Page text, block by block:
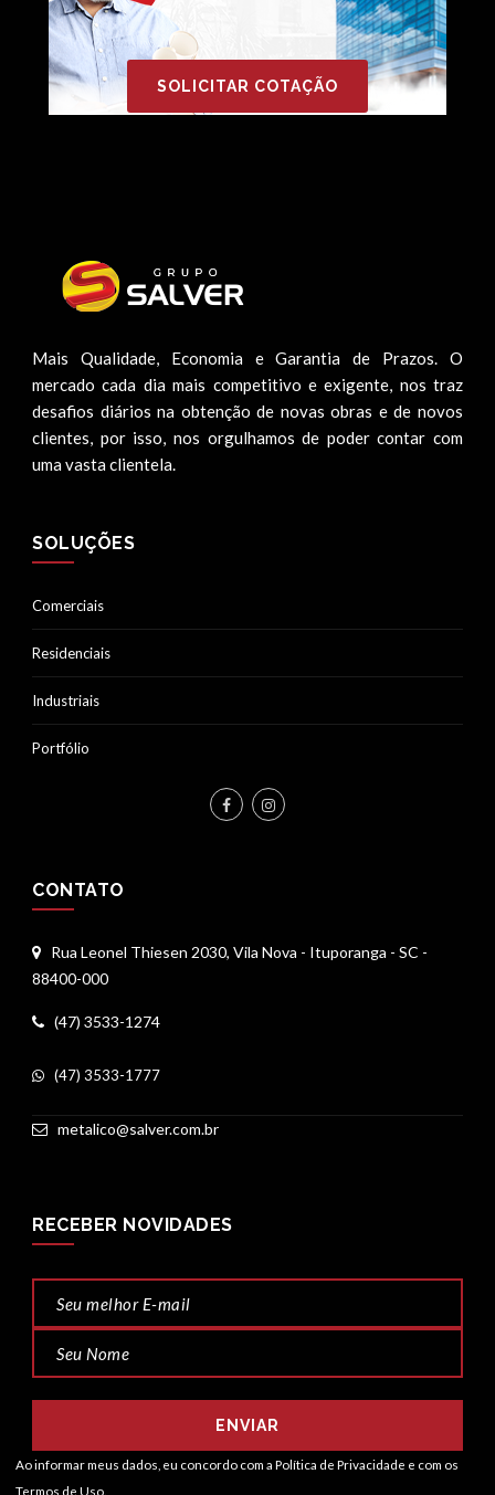
SOLICITAR COTAÇÃO
Mais Qualidade, Economia e Garantia de Prazos. O
mercado cada dia mais competitivo e exigente, nos traz
desafios diários na obtenção de novas obras e de novos
clientes, por isso, nos orgulhamos de poder contar com
uma vasta clientela.
SOLUÇÕES
Comerciais
Residenciais
Industriais
Portfólio
CONTATO
Rua Leonel Thiesen 2030, Vila Nova - Ituporanga - SC -
88400-000
(47) 3533-1274
(47) 3533-1777
metalico@salver.com.br
RECEBER NOVIDADES
ENVIAR
Ao informar meus dados, eu concordo com a Política de Privacidade e com os
Termos de Uso.